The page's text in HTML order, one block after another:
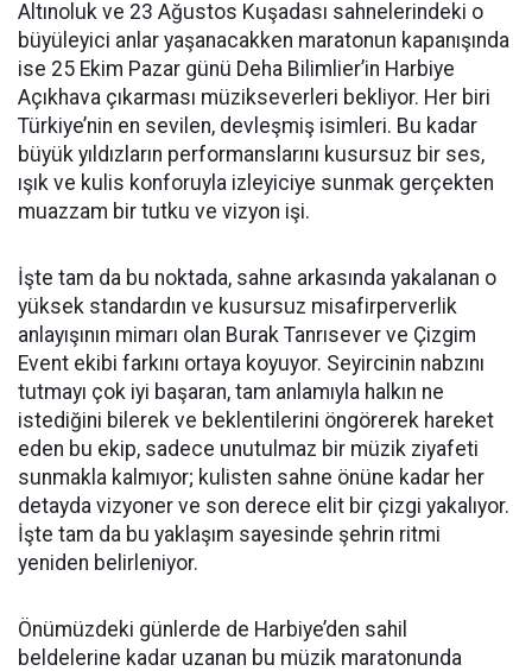
Altınoluk ve 23 Ağustos Kuşadası sahnelerindeki o
büyüleyici anlar yaşanacakken maratonun kapanışında
ise 25 Ekim Pazar günü Deha Bilimlier’in Harbiye
Açıkhava çıkarması müzikseverleri bekliyor. Her biri
Türkiye’nin en sevilen, devleşmiş isimleri. Bu kadar
büyük yıldızların performanslarını kusursuz bir ses,
ışık ve kulis konforuyla izleyiciye sunmak gerçekten
muazzam bir tutku ve vizyon işi.
İşte tam da bu noktada, sahne arkasında yakalanan o
yüksek standardın ve kusursuz misafirperverlik
anlayışının mimarı olan Burak Tanrısever ve Çizgim
Event ekibi farkını ortaya koyuyor. Seyircinin nabzını
tutmayı çok iyi başaran, tam anlamıyla halkın ne
istediğini bilerek ve beklentilerini öngörerek hareket
eden bu ekip, sadece unutulmaz bir müzik ziyafeti
sunmakla kalmıyor; kulisten sahne önüne kadar her
detayda vizyoner ve son derece elit bir çizgi yakalıyor.
İşte tam da bu yaklaşım sayesinde şehrin ritmi
yeniden belirleniyor.
Önümüzdeki günlerde de Harbiye’den sahil
beldelerine kadar uzanan bu müzik maratonunda